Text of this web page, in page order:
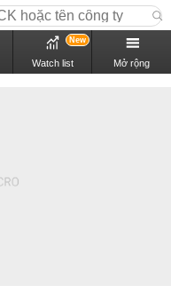
Watch list
New
Mở rộng